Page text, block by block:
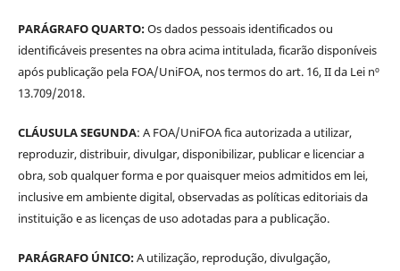
PARÁGRAFO QUARTO:Os dados pessoais identificados ou
identificáveis presentes na obra acima intitulada, ficarão disponíveis
após publicação pela FOA/UniFOA, nos termos do art. 16, II da Lei nº
13.709/2018.
CLÁUSULA SEGUNDA: A FOA/UniFOA fica autorizada a utilizar,
reproduzir, distribuir, divulgar, disponibilizar, publicar e licenciar a
obra, sob qualquer forma e por quaisquer meios admitidos em lei,
inclusive em ambiente digital, observadas as políticas editoriais da
instituição e as licenças de uso adotadas para a publicação.
PARÁGRAFO ÚNICO:A utilização, reprodução, divulgação,